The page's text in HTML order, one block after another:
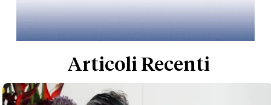
Articoli Recenti